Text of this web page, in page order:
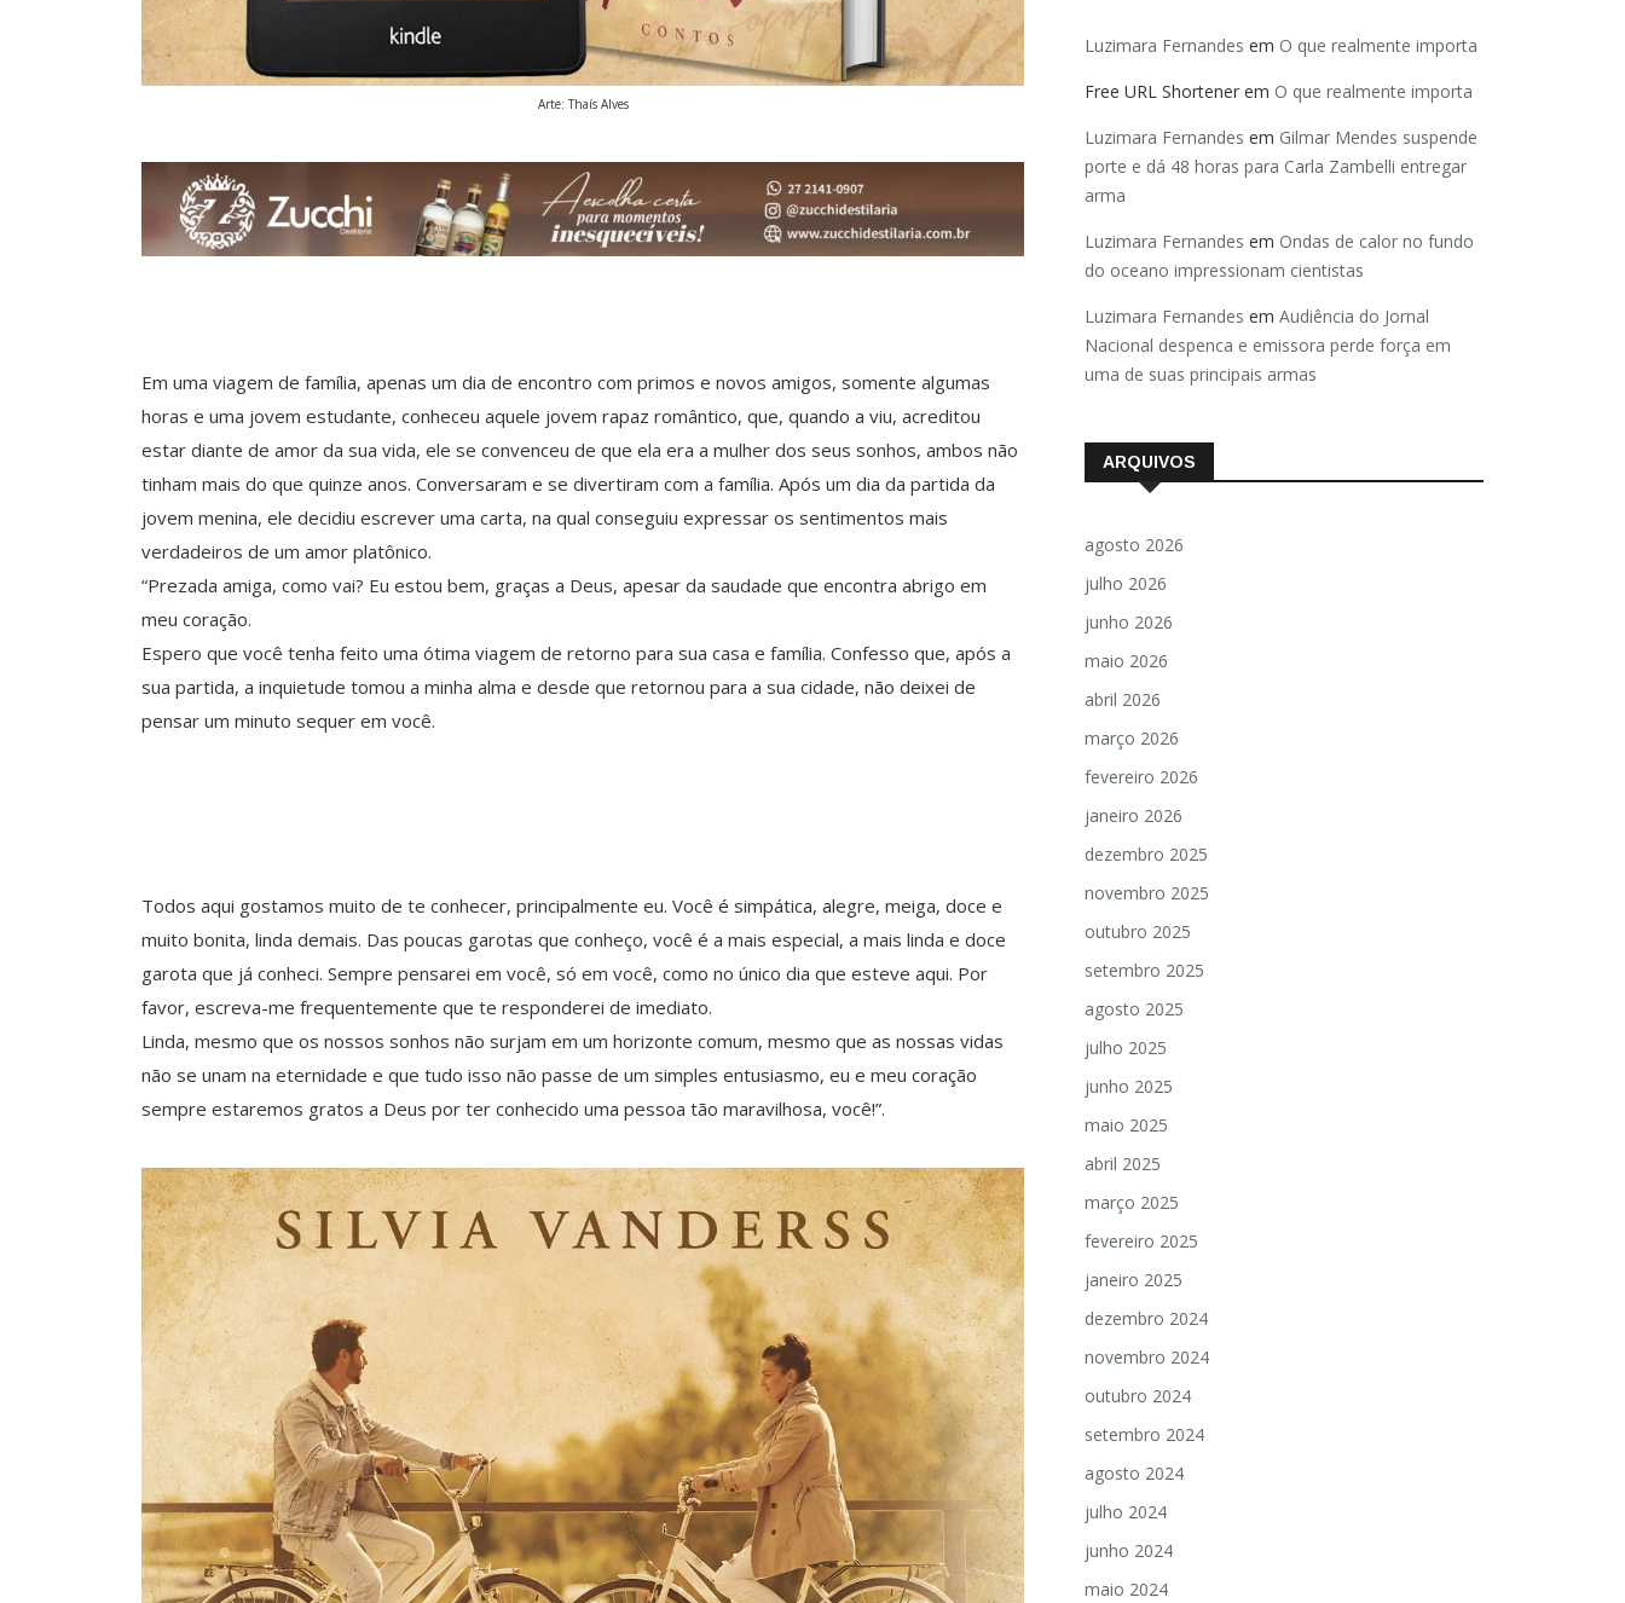
Arte: Thaís Alves
Em uma viagem de família, apenas um dia de encontro com primos e novos amigos, somente algumas
horas e uma jovem estudante, conheceu aquele jovem rapaz romântico, que, quando a viu, acreditou
estar diante de amor da sua vida, ele se convenceu de que ela era a mulher dos seus sonhos, ambos não
tinham mais do que quinze anos. Conversaram e se divertiram com a família. Após um dia da partida da
jovem menina, ele decidiu escrever uma carta, na qual conseguiu expressar os sentimentos mais
verdadeiros de um amor platônico.
“Prezada amiga, como vai? Eu estou bem, graças a Deus, apesar da saudade que encontra abrigo em
meu coração.
Espero que você tenha feito uma ótima viagem de retorno para sua casa e família. Confesso que, após a
sua partida, a inquietude tomou a minha alma e desde que retornou para a sua cidade, não deixei de
pensar um minuto sequer em você.
Todos aqui gostamos muito de te conhecer, principalmente eu. Você é simpática, alegre, meiga, doce e
muito bonita, linda demais. Das poucas garotas que conheço, você é a mais especial, a mais linda e doce
garota que já conheci. Sempre pensarei em você, só em você, como no único dia que esteve aqui. Por
favor, escreva-me frequentemente que te responderei de imediato.
Linda, mesmo que os nossos sonhos não surjam em um horizonte comum, mesmo que as nossas vidas
não se unam na eternidade e que tudo isso não passe de um simples entusiasmo, eu e meu coração
sempre estaremos gratos a Deus por ter conhecido uma pessoa tão maravilhosa, você!”.
Luzimara Fernandes em O que realmente importa
Free URL Shortener em O que realmente importa
Luzimara Fernandes em Gilmar Mendes suspende
porte e dá 48 horas para Carla Zambelli entregar
arma
Luzimara Fernandes em Ondas de calor no fundo
do oceano impressionam cientistas
Luzimara Fernandes em Audiência do Jornal
Nacional despenca e emissora perde força em
uma de suas principais armas
ARQUIVOS
agosto 2026
julho 2026
junho 2026
maio 2026
abril 2026
março 2026
fevereiro 2026
janeiro 2026
dezembro 2025
novembro 2025
outubro 2025
setembro 2025
agosto 2025
julho 2025
junho 2025
maio 2025
abril 2025
março 2025
fevereiro 2025
janeiro 2025
dezembro 2024
novembro 2024
outubro 2024
setembro 2024
agosto 2024
julho 2024
junho 2024
maio 2024